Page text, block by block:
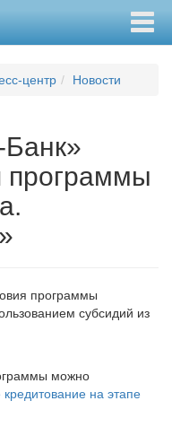
центр Новости
программы
программы
субсидий из
можно
на этапе